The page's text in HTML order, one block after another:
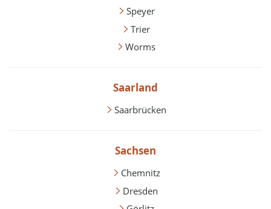
Speyer
Trier
Worms
Saarland
Saarbrücken
Sachsen
Chemnitz
Dresden